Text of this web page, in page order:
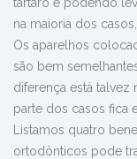
na maioria dos
Os aparelhos
são bem
diferença está talvez
parte dos casos fica
Listamos quatro
ortodônticos pode